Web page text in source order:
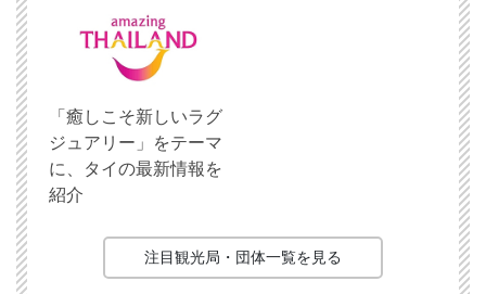
「癒しこそ新しいラグ
ジュアリー」をテーマ
に、タイの最新情報を
紹介
注目観光局・団体一覧を見る